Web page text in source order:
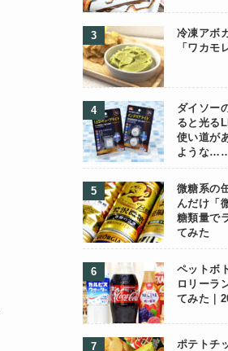
冷凍アボ
「ワカモ
ダイソー
ると光る
使い道が
ような
微糖系の
んだけ「
糖類量で
てみた
ペットボ
ロリーラ
てみた｜
ポテトチ